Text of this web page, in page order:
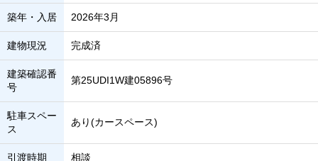
築年・入居 2026年3月
建物現況 完成済
建築確認番
号
第25UDI1W建05896号
駐車スペー
ス
あり(カースペース)
引渡時期 相談